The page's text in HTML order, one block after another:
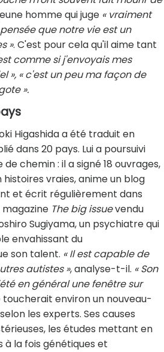
homme qui juge « vraiment
que notre vie est un
». C'est pour cela qu'il aime tant
comme si j'envoyais mes
», « c'est un peu ma façon de
».
Higashida a été traduit en
dans 20 pays. Lui a poursuivi
chemin : il a signé 18 ouvrages,
vraies, anime un blog
et écrit régulièrement dans
magazine The big issuevendu
Sugiyama, un psychiatre qui
envahissant du
son talent. « Il est capable de
autistes », analyse-t-il. « Son
en général une fenêtre sur
toucherait environ un nouveau-
les experts. Ses causes
les études mettant en
la fois génétiques et